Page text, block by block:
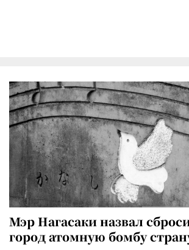
Мэр Нагасаки назвал
город атомную бомбу